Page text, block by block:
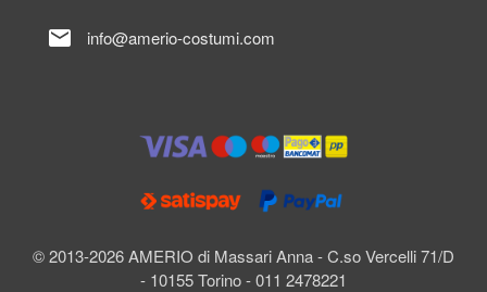
© 2013-2026 AMERIO di Massari Anna - C.so Vercelli 71/D
- 10155 Torino - 011 2478221
mail info@amerio-costumi.com